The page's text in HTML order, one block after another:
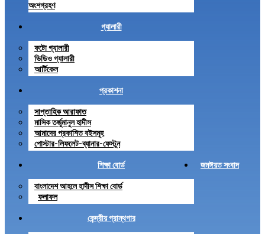
অংশগ্রহণ
গ্যালারী
ফটো গ্যালারী
ভিডিও গ্যালারী
আর্টিকেল
প্রকাশনা
সাপ্তাহিক আরাফাত
মাসিক তর্জুমানুল হাদীস
আমাদের প্রকাশিত বইসমূহ
পোস্টার-লিফলেট-ব্যানার-ফেস্টুন
শিক্ষা বোর্ড
বাংলাদেশ আহলে হাদীস শিক্ষা বোর্ড
ফলাফল
জমঈয়ত সংবাদ
কেন্দ্রীয় গ্রান্থগার